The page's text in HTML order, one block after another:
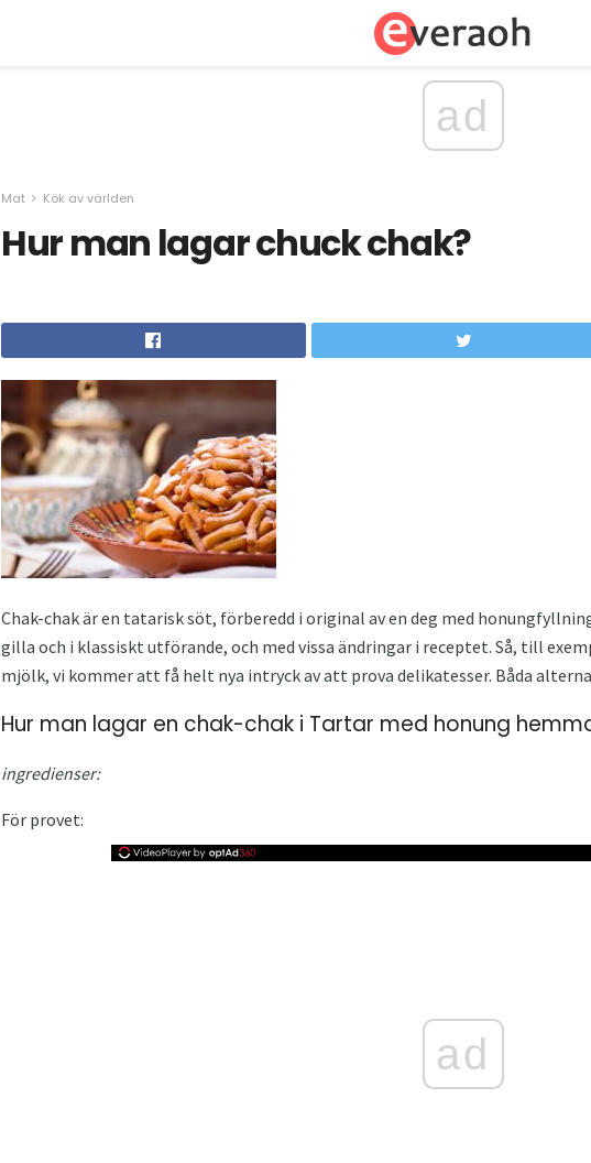
ad
Mat Kök av världen
Hur man lagar chuck chak?
Chak-chak är en tatarisk söt, förberedd i original av en deg med
gilla och i klassiskt utförande, och med vissa ändringar i receptet. Så, till
mjölk, vi kommer att få helt nya intryck av att prova delikatesser. Båda
Hur man lagar en chak-chak i Tartar med honung
ingredienser:
För provet:
ad